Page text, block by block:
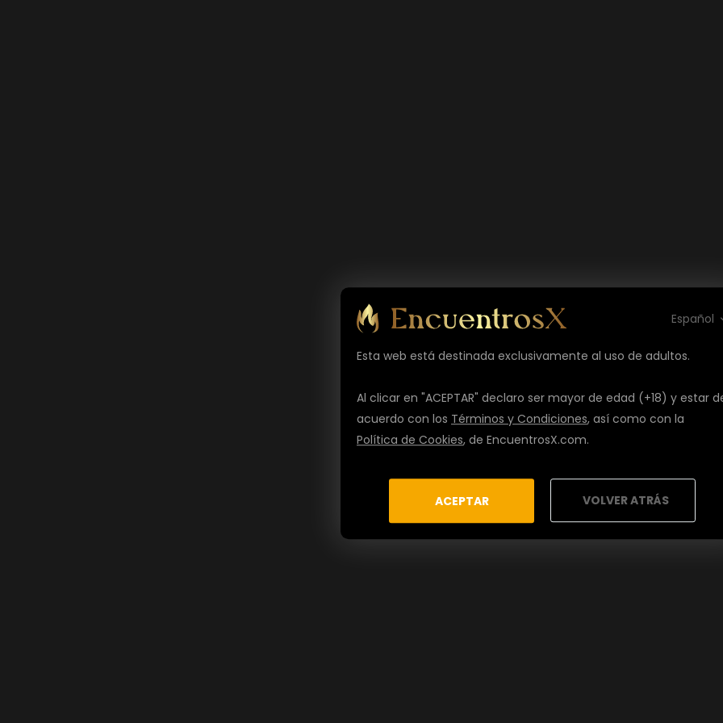
Español
Esta web está destinada exclusivamente al uso de adultos.
Al clicar en "ACEPTAR" declaro ser mayor de edad (+18) y estar
acuerdo con los Términos y Condiciones, así como con la
Política de Cookies, de EncuentrosX.com.
ACEPTAR VOLVER ATRÁS